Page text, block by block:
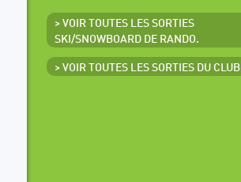
> VOIR TOUTES LES SORTIES
SKI/SNOWBOARD DE RANDO.
> VOIR TOUTES LES SORTIES DU CLUB